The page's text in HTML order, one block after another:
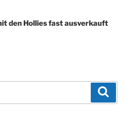
den Hollies fast ausverkauft